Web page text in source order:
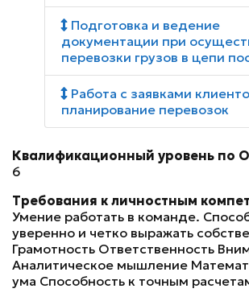
Подготовка и ведение
документации при
перевозки грузов в цепи
Работа с заявками
планирование перевозок
Квалификационный уровень по
6
Требования к личностным
Умение работать в команде.
уверенно и четко выражать
Грамотность Ответственность
Аналитическое мышление
ума Способность к точным